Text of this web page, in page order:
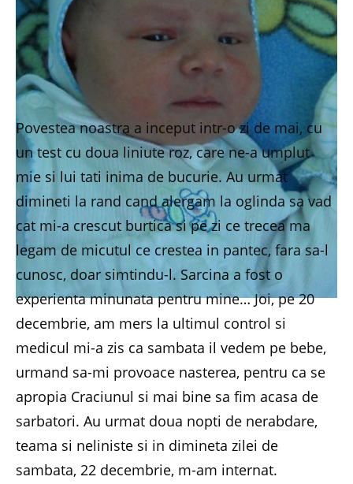
Povestea noastra a inceput intr-o zi de mai, cu
un test cu doua liniute roz, care ne-a umplut
mie si lui tati inima de bucurie. Au urmat
dimineti la rand cand alergam la oglinda sa vad
cat mi-a crescut burtica si pe zi ce trecea ma
legam de micutul ce crestea in pantec, fara sa-l
cunosc, doar simtindu-l. Sarcina a fost o
experienta minunata pentru mine… Joi, pe 20
decembrie, am mers la ultimul control si
medicul mi-a zis ca sambata il vedem pe bebe,
urmand sa-mi provoace nasterea, pentru ca se
apropia Craciunul si mai bine sa fim acasa de
sarbatori. Au urmat doua nopti de nerabdare,
teama si neliniste si in dimineta zilei de
sambata, 22 decembrie, m-am internat.